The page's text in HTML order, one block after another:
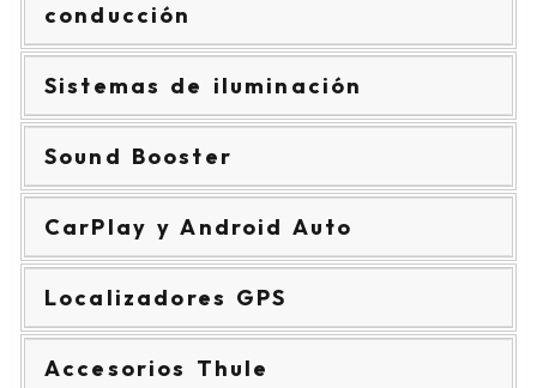
conducción
Sistemas de iluminación
Sound Booster
CarPlay y Android Auto
Localizadores GPS
Accesorios Thule